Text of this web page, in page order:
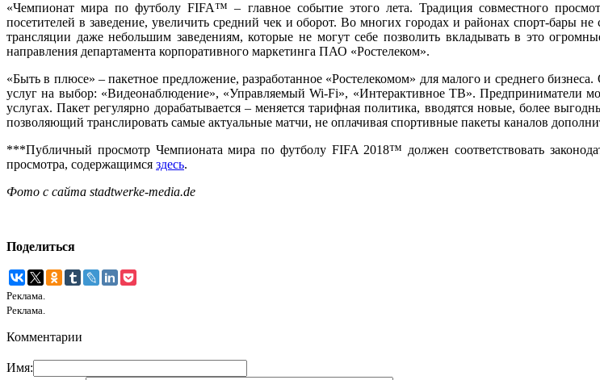
«Чемпионат мира по футболу FIFA™ – главное событие этого лета. Традиция совместного
посетителей в заведение, увеличить средний чек и оборот. Во многих городах и районах спорт-
трансляции даже небольшим заведениям, которые не могут себе позволить вкладывать в это
направления департамента корпоративного маркетинга ПАО «Ростелеком».
«Быть в плюсе» – пакетное предложение, разработанное «Ростелекомом» для малого и среднего
услуг на выбор: «Видеонаблюдение», «Управляемый Wi-Fi», «Интерактивное ТВ». Предприниматели
услугах. Пакет регулярно дорабатывается – меняется тарифная политика, вводятся новые, более
позволяющий транслировать самые актуальные матчи, не оплачивая спортивные пакеты каналов
***Публичный просмотр Чемпионата мира по футболу FIFA 2018™ должен соответствовать
просмотра, содержащимся здесь.
Фото с сайта stadtwerke-media.de
Поделиться
Реклама.
Реклама.
Комментарии
Имя: